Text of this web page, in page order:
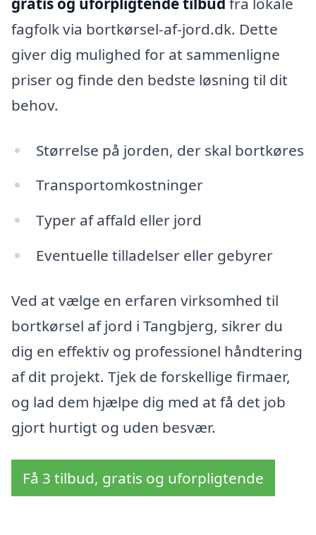
fagfolk via bortkørsel-af-jord.dk. Dette
giver dig mulighed for at sammenligne
priser og finde den bedste løsning til dit
behov.
Størrelse på jorden, der skal bortkøres
Transportomkostninger
Typer af affald eller jord
Eventuelle tilladelser eller gebyrer
Ved at vælge en erfaren virksomhed til
bortkørsel af jord i Tangbjerg, sikrer du
dig en effektiv og professionel håndtering
af dit projekt. Tjek de forskellige firmaer,
og lad dem hjælpe dig med at få det job
gjort hurtigt og uden besvær.
Få 3 tilbud, gratis og uforpligtende